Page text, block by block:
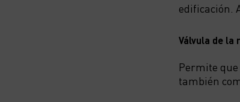
edificación.
Válvula de la
Permite
también